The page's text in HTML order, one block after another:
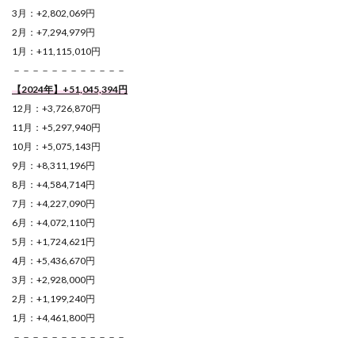
3月：+2,802,069円
2月：+7,294,979円
1月：+11,115,010円
－－－－－－－－－－－－
【2024年】+51,045,394円
12月：+3,726,870円
11月：+5,297,940円
10月：+5,075,143円
9月：+8,311,196円
8月：+4,584,714円
7月：+4,227,090円
6月：+4,072,110円
5月：+1,724,621円
4月：+5,436,670円
3月：+2,928,000円
2月：+1,199,240円
1月：+4,461,800円
－－－－－－－－－－－－